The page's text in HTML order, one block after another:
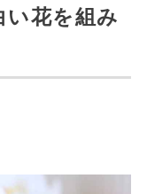
い花を組み